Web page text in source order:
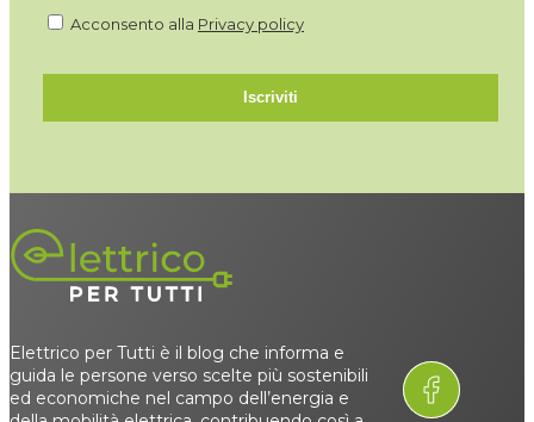
Acconsento alla Privacy policy
Iscriviti
Elettrico per Tutti è il blog che informa e
guida le persone verso scelte più sostenibili
ed economiche nel campo dell’energia e